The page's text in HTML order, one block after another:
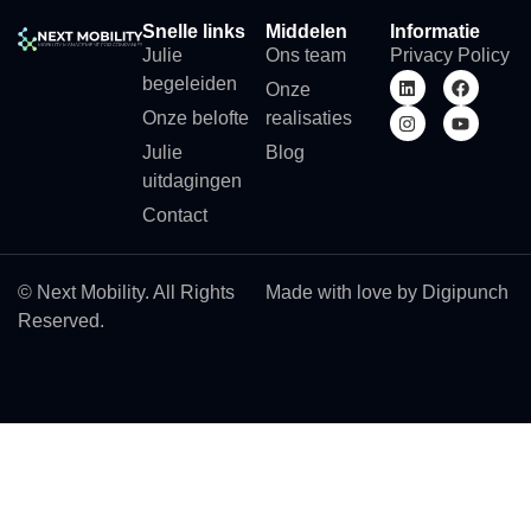
Snelle links
Julie
begeleiden
Onze belofte
Julie
uitdagingen
Contact
Middelen
Ons team
Onze
realisaties
Blog
Informatie
Privacy Policy
© Next Mobility. All Rights
Reserved.
Made with love by Digipunch